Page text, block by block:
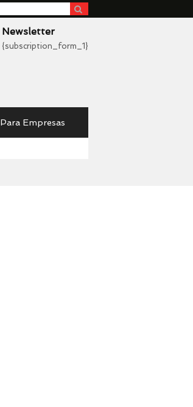
Search
Newsletter
{subscription_form_1}
Para Empresas